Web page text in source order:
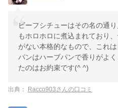
ビーフシチューはその名の通
もホロホロに煮込まれており
がない本格的なもので、これ
パンはハーブパンで香りがよ
たのはお約束です(^ ^)
出典： Racco903さんの口コミ